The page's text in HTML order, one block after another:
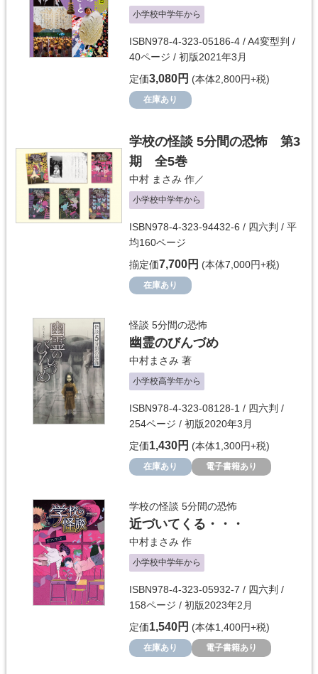
小学校中学年から
ISBN978-4-323-05186-4 / A4変型判 /
40ページ / 初版2021年3月
定価3,080円 (本体2,800円+税)
在庫あり
学校の怪談 5分間の恐怖 第3
期 全5巻
中村 まさみ 作／
小学校中学年から
ISBN978-4-323-94432-6 / 四六判 / 平
均160ページ
揃定価7,700円 (本体7,000円+税)
在庫あり
怪談 5分間の恐怖
幽霊のびんづめ
中村まさみ 著
小学校高学年から
ISBN978-4-323-08128-1 / 四六判 /
254ページ / 初版2020年3月
定価1,430円 (本体1,300円+税)
在庫あり 電子書籍あり
学校の怪談 5分間の恐怖
近づいてくる・・・
中村まさみ 作
小学校中学年から
ISBN978-4-323-05932-7 / 四六判 /
158ページ / 初版2023年2月
定価1,540円 (本体1,400円+税)
在庫あり 電子書籍あり